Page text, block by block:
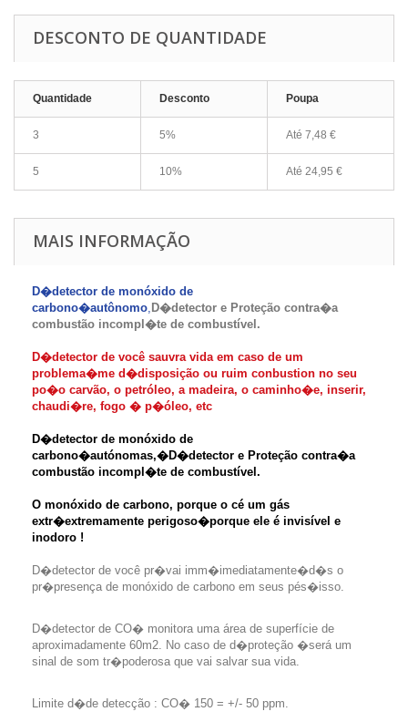
DESCONTO DE QUANTIDADE
Quantidade Desconto Poupa
3 5% Até 7,48 €
5 10% Até 24,95 €
MAIS INFORMAÇÃO
D�detector de monóxido de
carbono�autônomo, D�detector e Proteção contra�a
combustão incompl�te de combustível.
D�detector de você sauvra vida em caso de um
problema�me d�disposição ou ruim conbustion no seu
po�o carvão, o petróleo, a madeira, o caminho�e, inserir,
chaudi�re, fogo � p�óleo, etc
D�detector de monóxido de
carbono�autónomas,�D�detector e Proteção contra�a
combustão incompl�te de combustível.
O monóxido de carbono, porque o cé um gás
extr�extremamente perigoso�porque ele é invisível e
inodoro !
D�detector de você pr�vai imm�imediatamente�d�s o
pr�presença de monóxido de carbono em seus pés�isso.
D�detector de CO� monitora uma área de superfície de
aproximadamente 60m2. No caso de d�proteção �será um
sinal de som tr�poderosa que vai salvar sua vida.
Limite d�de detecção : CO� 150 = +/- 50 ppm.